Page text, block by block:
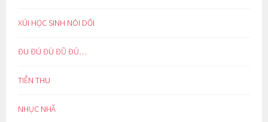
XÚI HỌC SINH NÓI DỐI
ĐU ĐÚ ĐÙ ĐŨ ĐỦ…
TIỄN THU
NHỤC NHÃ